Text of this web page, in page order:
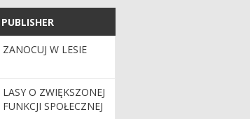
ZANOCUJ W LESIE
LASY O ZWIĘKSZONEJ
FUNKCJI SPOŁECZNEJ